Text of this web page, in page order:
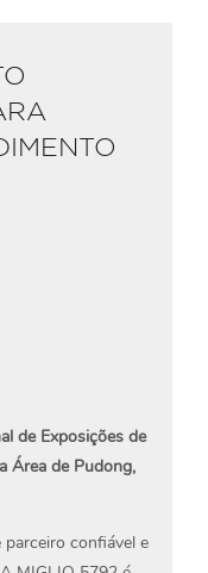
de Exposições de
Área de Pudong,
confiável e